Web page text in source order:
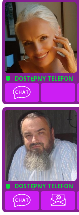
DOSTĘPNY TELEFON
DOSTĘPNY TELEFON